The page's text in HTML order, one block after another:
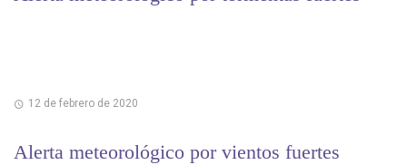
12 de febrero de 2020
Alerta meteorológico por vientos fuertes